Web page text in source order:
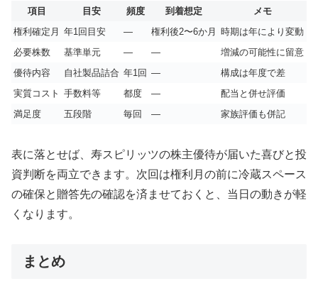
項目 目安 頻度 到着想定
メモ
権利確定月 年1回目安 — 権利後2〜6か月
時期は年により変動
必要株数
基準単元 — —
増減の可能性に留意
優待内容
自社製品詰合 年1回 —
構成は年度で差
実質コスト 手数料等 都度 —
配当と併せ評価
満足度
五段階 毎回 — 家族評価も併記
表に落とせば、寿スピリッツの株主優待が届いた喜びと投
資判断を両立できます。次回は権利月の前に冷蔵スペース
の確保と贈答先の確認を済ませておくと、当日の動きが軽
くなります。
まとめ